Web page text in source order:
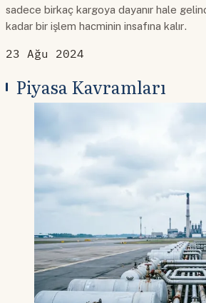
sadece birkaç kargoya dayanır hale
kadar bir işlem hacminin insafına kalır.
23 Ağu 2024
Piyasa Kavramları